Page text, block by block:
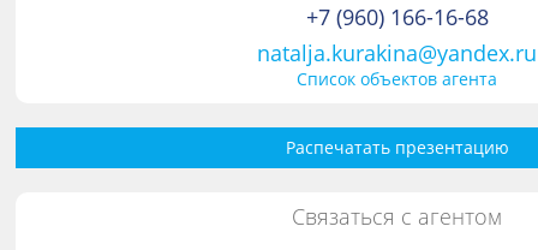
+7 (960) 166-16-68
natalja.kurakina@yandex.ru
Список объектов агента
Распечатать презентацию
Связаться с агентом